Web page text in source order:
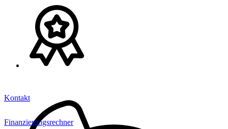
Kontakt
Finanzierungsrechner